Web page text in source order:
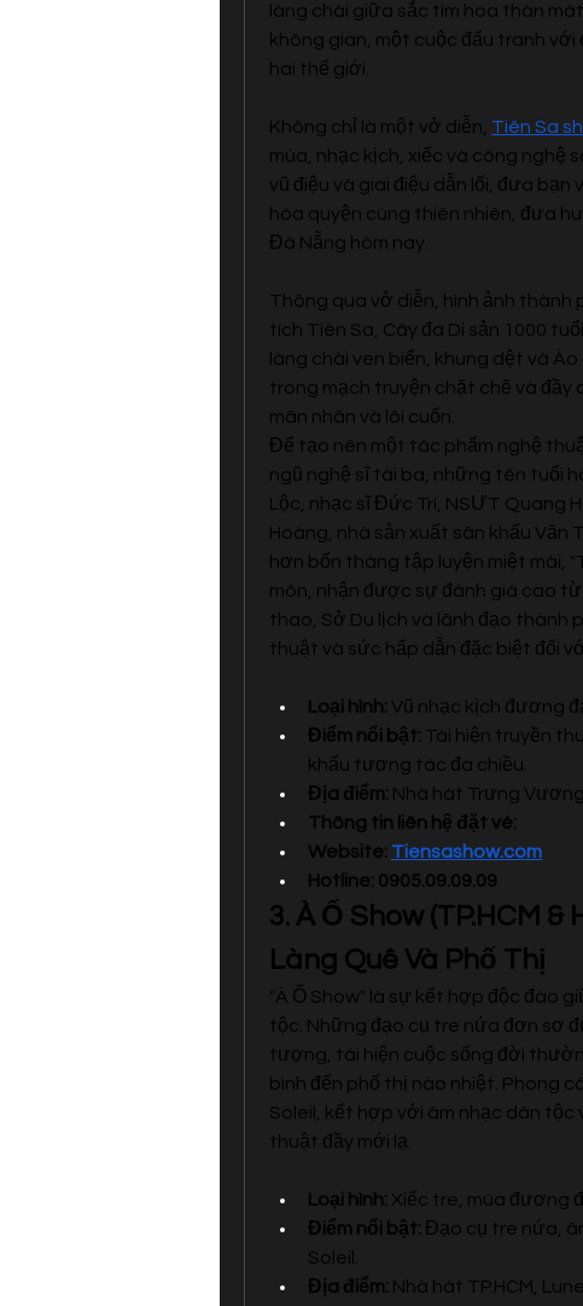
làng chài giữa sắc tím hoa thàn
không gian, một cuộc đấu tranh với
hai thế giới.
Không chỉ là một vở diễn, Tiên Sa
múa, nhạc kịch, xiếc và công nghệ
vũ điệu và giai điệu dẫn lối, đưa
hòa quyện cùng thiên nhiên, đưa
Đà Nẵng hôm nay.
Thông qua vở diễn, hình ảnh thành
tích Tiên Sa, Cây đa Di sản 1000
làng chài ven biển, khung dệt và
trong mạch truyện chặt chẽ và đầy
mãn nhãn và lôi cuốn.
Để tạo nên một tác phẩm nghệ
ngũ nghệ sĩ tài ba, những tên tuổi
Lộc, nhạc sĩ Đức Trí, NSƯT Quang
Hoàng, nhà sản xuất sân khấu Văn
hơn bốn tháng tập luyện miệt mài,
môn, nhận được sự đánh giá cao
thao, Sở Du lịch và lãnh đạo thành
thuật và sức hấp dẫn đặc biệt đối
Loại hình: Vũ nhạc kịch đương
Điểm nổi bật: Tái hiện truyền
khấu tương tác đa chiều.
Địa điểm: Nhà hát Trưng
Thông tin liên hệ đặt vé:
Website: Tiensashow.com
Hotline: 0905.09.09.09
3. À Ố Show (TP.HCM
Làng Quê Và Phố Thị
"À Ố Show" là sự kết hợp độc đáo
tộc. Những đạo cụ tre nứa đơn sơ
tượng, tái hiện cuộc sống đời
bình đến phố thị náo nhiệt. Phong
Soleil, kết hợp với âm nhạc dân
thuật đầy mới lạ.
Loại hình: Xiếc tre, múa đương
Điểm nổi bật: Đạo cụ tre nứa,
Soleil.
Địa điểm: Nhà hát TP.HCM,